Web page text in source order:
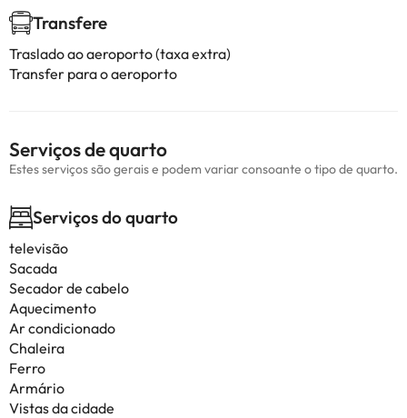
Transfere
Traslado ao aeroporto (taxa extra)
Transfer para o aeroporto
Serviços de quarto
Estes serviços são gerais e podem variar consoante o tipo de quarto.
Serviços do quarto
televisão
Sacada
Secador de cabelo
Aquecimento
Ar condicionado
Chaleira
Ferro
Armário
Vistas da cidade